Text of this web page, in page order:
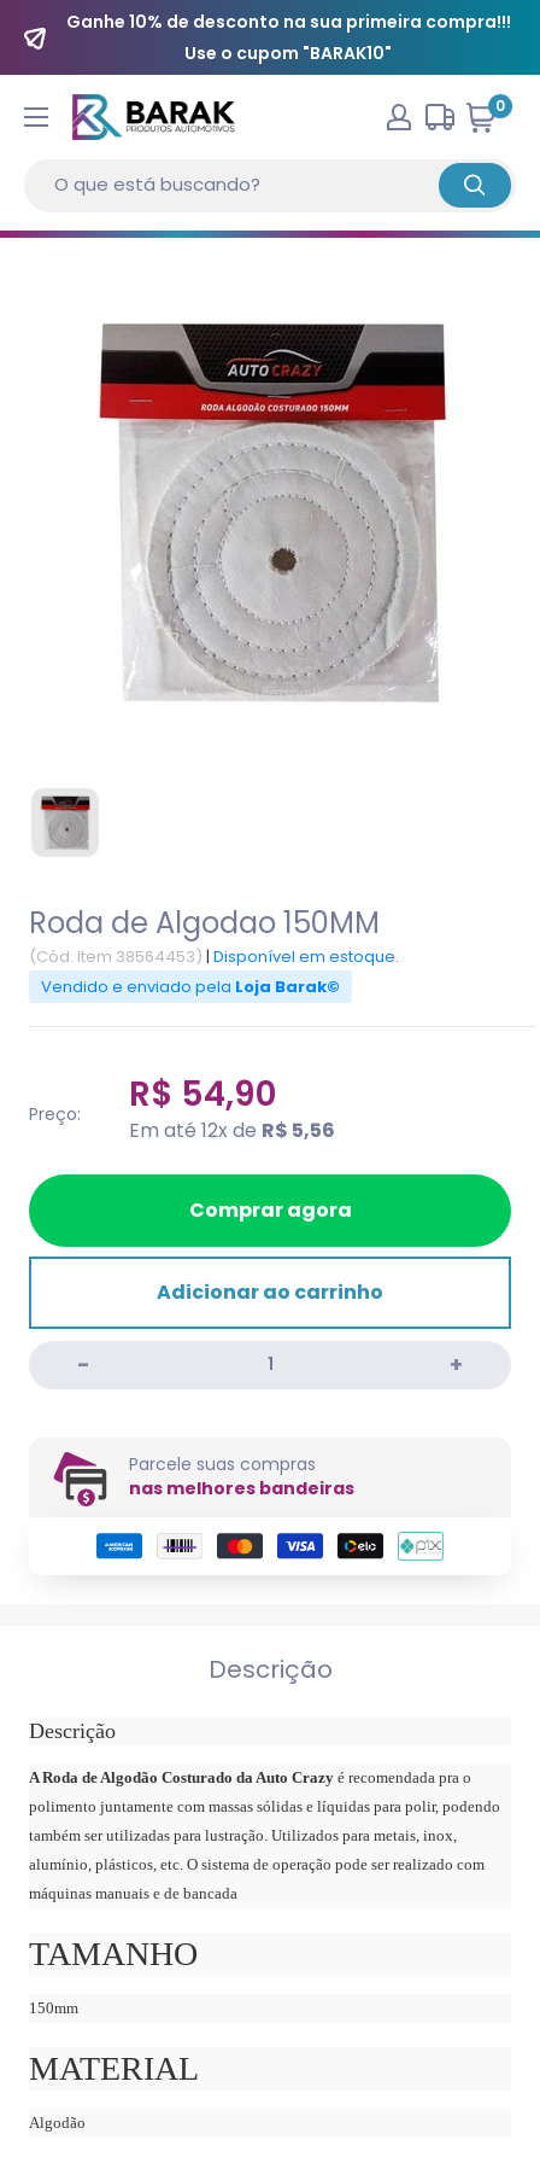
Ganhe 10% de desconto na sua primeira compra!!!
Use o cupom "BARAK10"
0
Roda de Algodao 150MM
(Cód. Item 38564453) | Disponível em estoque.
Vendido e enviado pela Loja Barak©
Preço: R$ 54,90
Em até 12x de R$ 5,56
Comprar agora
Adicionar ao carrinho
Parcele suas compras
nas melhores bandeiras
Descrição
Descrição
A Roda de Algodão Costurado da Auto Crazy é recomendada pra o
polimento juntamente com massas sólidas e líquidas para polir, podendo
também ser utilizadas para lustração. Utilizados para metais, inox,
alumínio, plásticos, etc. O sistema de operação pode ser realizado com
máquinas manuais e de bancada
TAMANHO
150mm
MATERIAL
Algodão